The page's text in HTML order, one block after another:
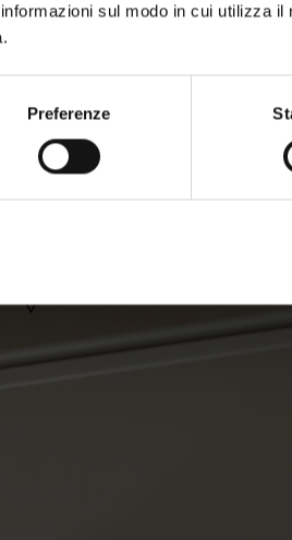
sul modo in cui utilizza
Preferenze